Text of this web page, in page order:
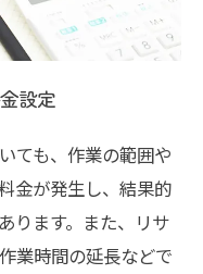
設定
ても、作業の範囲や
金が発生し、結果的
ります。また、リサ
業時間の延長などで